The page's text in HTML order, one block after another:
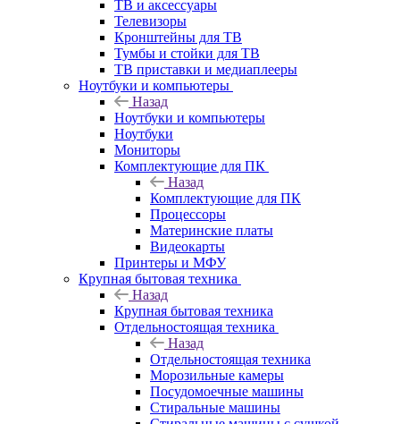
ТВ и аксессуары
Телевизоры
Кронштейны для ТВ
Тумбы и стойки для ТВ
ТВ приставки и медиаплееры
Ноутбуки и компьютеры
Назад
Ноутбуки и компьютеры
Ноутбуки
Мониторы
Комплектующие для ПК
Назад
Комплектующие для ПК
Процессоры
Материнские платы
Видеокарты
Принтеры и МФУ
Крупная бытовая техника
Назад
Крупная бытовая техника
Отдельностоящая техника
Назад
Отдельностоящая техника
Морозильные камеры
Посудомоечные машины
Стиральные машины